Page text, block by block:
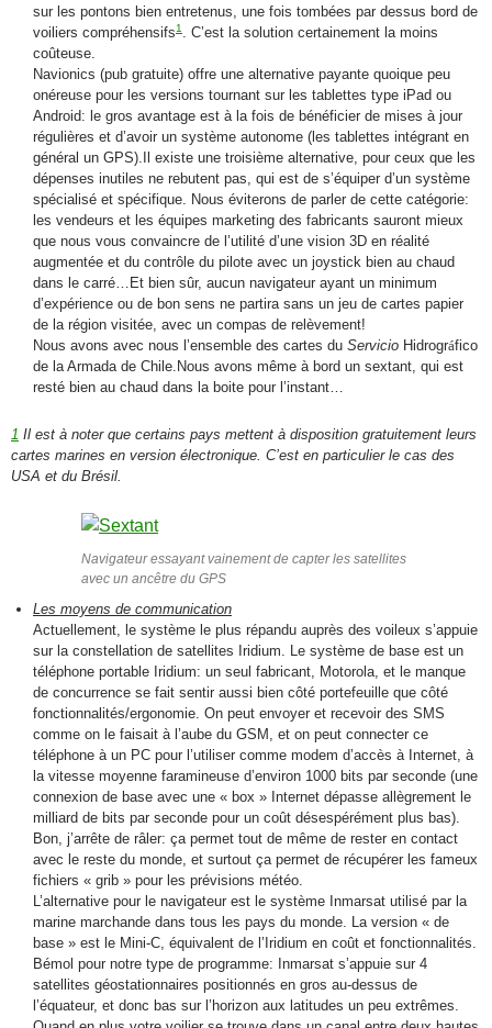
sur les pontons bien entretenus, une fois tombées par dessus bord de
voiliers compréhensifs1
. C’est la solution certainement la moins
coûteuse.
Navionics (pub gratuite) offre une alternative payante quoique peu
onéreuse pour les versions tournant sur les tablettes type iPad ou
Android: le gros avantage est à la fois de bénéficier de mises à jour
régulières et d’avoir un système autonome (les tablettes intégrant en
général un GPS).Il existe une troisième alternative, pour ceux que les
dépenses inutiles ne rebutent pas, qui est de s’équiper d’un système
spécialisé et spécifique. Nous éviterons de parler de cette catégorie:
les vendeurs et les équipes marketing des fabricants sauront mieux
que nous vous convaincre de l’utilité d’une vision 3D en réalité
augmentée et du contrôle du pilote avec un joystick bien au chaud
dans le carré…Et bien sûr, aucun navigateur ayant un minimum
d’expérience ou de bon sens ne partira sans un jeu de cartes papier
de la région visitée, avec un compas de relèvement!
Nous avons avec nous l’ensemble des cartes du Servicio Hidrográfico
de la Armada de Chile.Nous avons même à bord un sextant, qui est
resté bien au chaud dans la boite pour l’instant…
1 Il est à noter que certains pays mettent à disposition gratuitement leurs
cartes marines en version électronique. C’est en particulier le cas des
USA et du Brésil.
Navigateur essayant vainement de capter les satellites
avec un ancêtre du GPS
Les moyens de communication
Actuellement, le système le plus répandu auprès des voileux s’appuie
sur la constellation de satellites Iridium. Le système de base est un
téléphone portable Iridium: un seul fabricant, Motorola, et le manque
de concurrence se fait sentir aussi bien côté portefeuille que côté
fonctionnalités/ergonomie. On peut envoyer et recevoir des SMS
comme on le faisait à l’aube du GSM, et on peut connecter ce
téléphone à un PC pour l’utiliser comme modem d’accès à Internet, à
la vitesse moyenne faramineuse d’environ 1000 bits par seconde (une
connexion de base avec une « box » Internet dépasse allègrement le
milliard de bits par seconde pour un coût désespérément plus bas).
Bon, j’arrête de râler: ça permet tout de même de rester en contact
avec le reste du monde, et surtout ça permet de récupérer les fameux
fichiers « grib » pour les prévisions météo.
L’alternative pour le navigateur est le système Inmarsat utilisé par la
marine marchande dans tous les pays du monde. La version « de
base » est le Mini-C, équivalent de l’Iridium en coût et fonctionnalités.
Bémol pour notre type de programme: Inmarsat s’appuie sur 4
satellites géostationnaires positionnés en gros au-dessus de
l’équateur, et donc bas sur l’horizon aux latitudes un peu extrêmes.